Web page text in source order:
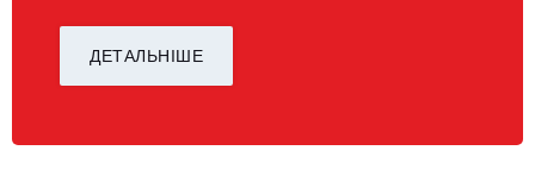
ДЕТАЛЬНІШЕ